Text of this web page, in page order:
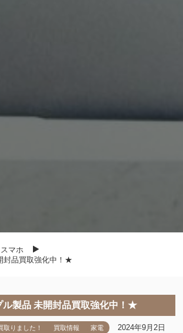
マホ
封品買取強化中！★
製品 未開封品買取強化中！★
取りました！ 買取情報 家電 2024年9月2日